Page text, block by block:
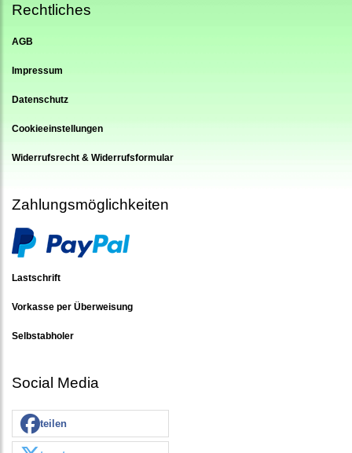
Rechtliches
AGB
Impressum
Datenschutz
Cookieeinstellungen
Widerrufsrecht & Widerrufsformular
Zahlungsmöglichkeiten
Lastschrift
Vorkasse per Überweisung
Selbstabholer
Social Media
teilen